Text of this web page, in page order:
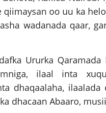
qiimaysan oo uu ka
wadanada qaar,
Ururka
ilaal inta
dhaqaalaha, ilaalada
dhacaan Abaaro,